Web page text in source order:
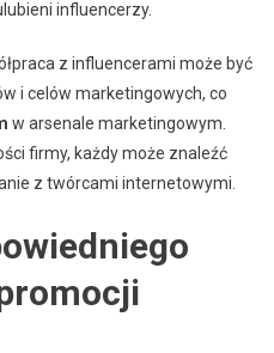
influencerzy.
z influencerami może być
i celów marketingowych, co
w arsenale marketingowym.
firmy, każdy może znaleźć
z twórcami internetowymi.